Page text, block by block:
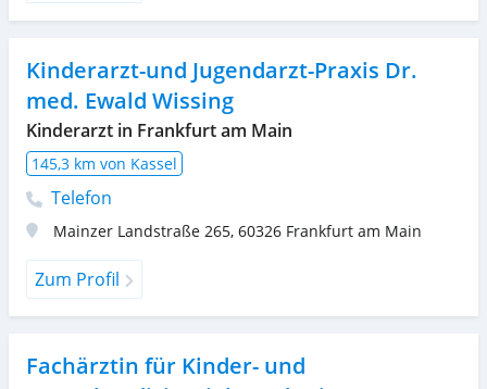
Kinderarzt-und Jugendarzt-Praxis Dr.
med. Ewald Wissing
Kinderarzt in Frankfurt am Main
145,3 km von Kassel
Telefon
Mainzer Landstraße 265, 60326 Frankfurt am Main
Zum Profil
Fachärztin für Kinder- und